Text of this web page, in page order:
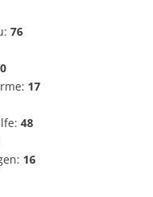
76
17
48
16